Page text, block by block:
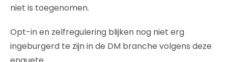
niet is toegenomen.
Opt-in en zelfregulering blijken nog niet erg
ingeburgerd te zijn in de DM branche volgens deze